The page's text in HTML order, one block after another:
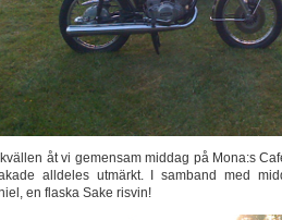
kvällen åt vi gemensam middag på Mona:s
alldeles utmärkt. I samband med
en flaska Sake risvin!